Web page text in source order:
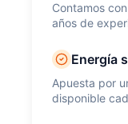
Contamos
años de
Energía
Apuesta por
disponible